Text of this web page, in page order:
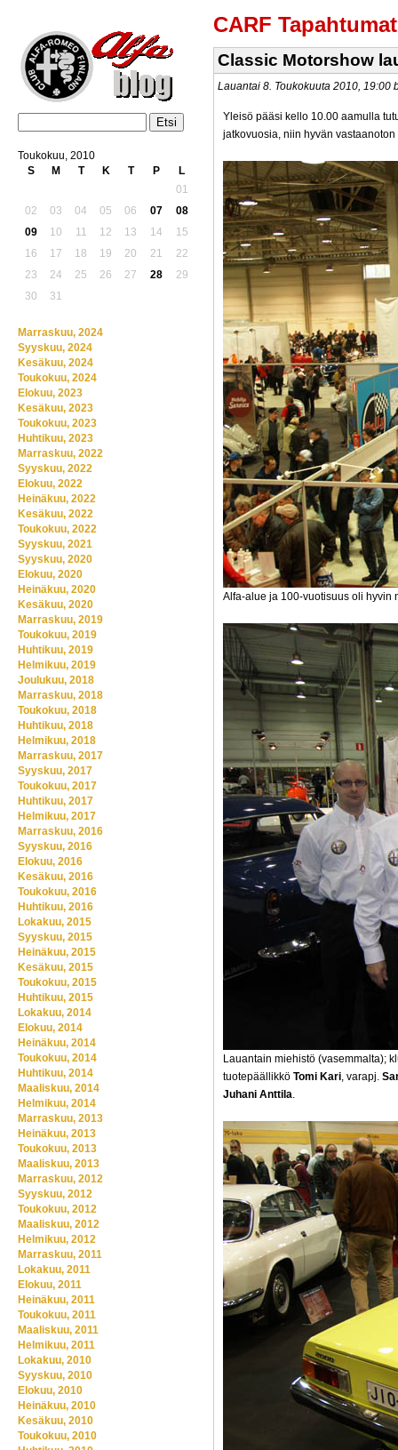
CARF Tapahtumat
Classic Motorshow
Lauantai 8. Toukokuuta 2010, 19:00
Yleisö pääsi kello 10.00 aamulla
jatkovuosia, niin hyvän
Alfa-alue ja 100-vuotisuus oli hyvin
Lauantain miehistö (vasemmalta);
tuotepäällikkö Tomi Kari, varapj.
Juhani Anttila.
Toukokuu, 2010
S
M T K T P
L
01
02
03 04 05 06 07
08
09
10 11 12 13 14
15
16
17 18 19 20 21
22
23
24 25 26 27 28
29
30
31
Marraskuu, 2024
Syyskuu, 2024
Kesäkuu, 2024
Toukokuu, 2024
Elokuu, 2023
Kesäkuu, 2023
Toukokuu, 2023
Huhtikuu, 2023
Marraskuu, 2022
Syyskuu, 2022
Elokuu, 2022
Heinäkuu, 2022
Kesäkuu, 2022
Toukokuu, 2022
Syyskuu, 2021
Syyskuu, 2020
Elokuu, 2020
Heinäkuu, 2020
Kesäkuu, 2020
Marraskuu, 2019
Toukokuu, 2019
Huhtikuu, 2019
Helmikuu, 2019
Joulukuu, 2018
Marraskuu, 2018
Toukokuu, 2018
Huhtikuu, 2018
Helmikuu, 2018
Marraskuu, 2017
Syyskuu, 2017
Toukokuu, 2017
Huhtikuu, 2017
Helmikuu, 2017
Marraskuu, 2016
Syyskuu, 2016
Elokuu, 2016
Kesäkuu, 2016
Toukokuu, 2016
Huhtikuu, 2016
Lokakuu, 2015
Syyskuu, 2015
Heinäkuu, 2015
Kesäkuu, 2015
Toukokuu, 2015
Huhtikuu, 2015
Lokakuu, 2014
Elokuu, 2014
Heinäkuu, 2014
Toukokuu, 2014
Huhtikuu, 2014
Maaliskuu, 2014
Helmikuu, 2014
Marraskuu, 2013
Heinäkuu, 2013
Toukokuu, 2013
Maaliskuu, 2013
Marraskuu, 2012
Syyskuu, 2012
Toukokuu, 2012
Maaliskuu, 2012
Helmikuu, 2012
Marraskuu, 2011
Lokakuu, 2011
Elokuu, 2011
Heinäkuu, 2011
Toukokuu, 2011
Maaliskuu, 2011
Helmikuu, 2011
Lokakuu, 2010
Syyskuu, 2010
Elokuu, 2010
Heinäkuu, 2010
Kesäkuu, 2010
Toukokuu, 2010